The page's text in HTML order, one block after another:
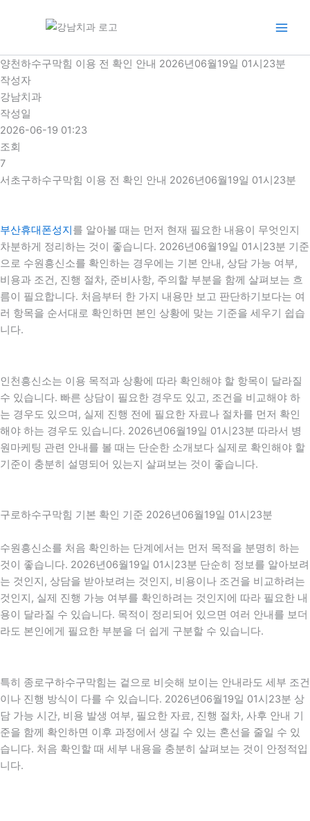
로
건
너
뛰
기
양천하수구막힘 이용 전 확인 안내 2026년06월19일 01시23분
작성자
강남치과
작성일
2026-06-19 01:23
조회
7
서초구하수구막힘 이용 전 확인 안내 2026년06월19일 01시23분
부산휴대폰성지를 알아볼 때는 먼저 현재 필요한 내용이 무엇인지
차분하게 정리하는 것이 좋습니다. 2026년06월19일 01시23분 기준
으로 수원흥신소를 확인하는 경우에는 기본 안내, 상담 가능 여부,
비용과 조건, 진행 절차, 준비사항, 주의할 부분을 함께 살펴보는 흐
름이 필요합니다. 처음부터 한 가지 내용만 보고 판단하기보다는 여
러 항목을 순서대로 확인하면 본인 상황에 맞는 기준을 세우기 쉽습
니다.
인천흥신소는 이용 목적과 상황에 따라 확인해야 할 항목이 달라질
수 있습니다. 빠른 상담이 필요한 경우도 있고, 조건을 비교해야 하
는 경우도 있으며, 실제 진행 전에 필요한 자료나 절차를 먼저 확인
해야 하는 경우도 있습니다. 2026년06월19일 01시23분 따라서 병
원마케팅 관련 안내를 볼 때는 단순한 소개보다 실제로 확인해야 할
기준이 충분히 설명되어 있는지 살펴보는 것이 좋습니다.
구로하수구막힘 기본 확인 기준 2026년06월19일 01시23분
수원흥신소를 처음 확인하는 단계에서는 먼저 목적을 분명히 하는
것이 좋습니다. 2026년06월19일 01시23분 단순히 정보를 알아보려
는 것인지, 상담을 받아보려는 것인지, 비용이나 조건을 비교하려는
것인지, 실제 진행 가능 여부를 확인하려는 것인지에 따라 필요한 내
용이 달라질 수 있습니다. 목적이 정리되어 있으면 여러 안내를 보더
라도 본인에게 필요한 부분을 더 쉽게 구분할 수 있습니다.
특히 종로구하수구막힘는 겉으로 비슷해 보이는 안내라도 세부 조건
이나 진행 방식이 다를 수 있습니다. 2026년06월19일 01시23분 상
담 가능 시간, 비용 발생 여부, 필요한 자료, 진행 절차, 사후 안내 기
준을 함께 확인하면 이후 과정에서 생길 수 있는 혼선을 줄일 수 있
습니다. 처음 확인할 때 세부 내용을 충분히 살펴보는 것이 안정적입
니다.